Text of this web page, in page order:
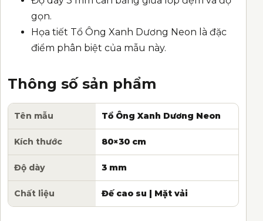
gọn.
Họa tiết Tổ Ông Xanh Dương Neon là đặc
điểm phân biệt của mẫu này.
Thông số sản phẩm
Tên mẫu Tổ Ông Xanh Dương Neon
Kích thước 80×30 cm
Độ dày 3 mm
Chất liệu Đế cao su | Mặt vải